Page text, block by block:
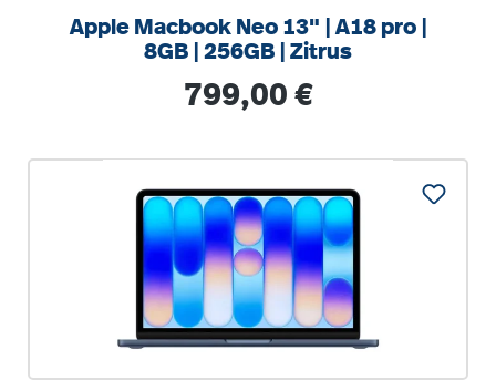
Apple Macbook Neo 13" | A18 pro |
8GB | 256GB | Zitrus
Regulärer Preis:
799,00 €